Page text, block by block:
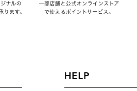
ナルの
ます。
一部店舗と公式オンラインストア
で使えるポイントサービス。
HELP